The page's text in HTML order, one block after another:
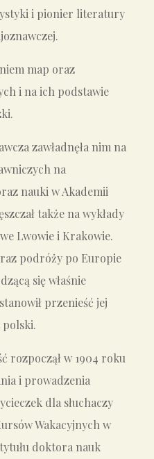
i pionier literatury
map oraz
i na ich podstawie
zawładnęła nim na
na
nauki w Akademii
także na wykłady
Lwowie i Krakowie.
podróży po Europie
się właśnie
przenieść jej
rozpoczął w 1904 roku
i prowadzenia
dla słuchaczy
Wakacyjnych w
doktora nauk